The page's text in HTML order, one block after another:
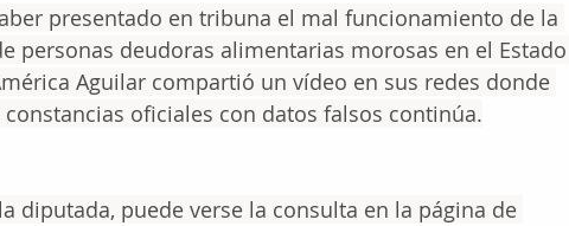
presentado en tribuna el mal funcionamiento de la
personas deudoras alimentarias morosas en el Estado
Aguilar compartió un vídeo en sus redes donde
oficiales con datos falsos continúa.
diputada, puede verse la consulta en la página de